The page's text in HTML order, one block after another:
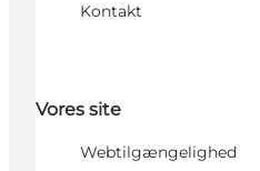
Kontakt
Vores site
Webtilgængelighed